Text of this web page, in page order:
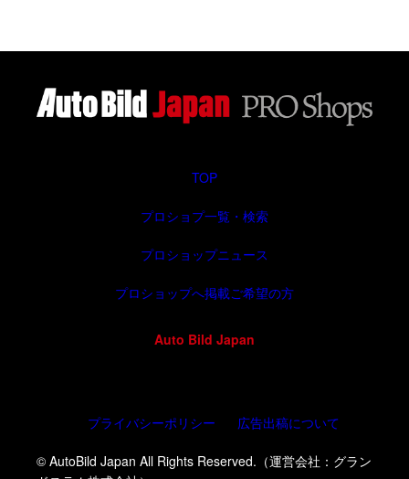
TOP
プロショプ一覧・検索
プロショップニュース
プロショップへ掲載ご希望の方
Auto Bild Japan
© AutoBild Japan All Rights Reserved.（運営会社：グラン
プライバシーポリシー 広告出稿について